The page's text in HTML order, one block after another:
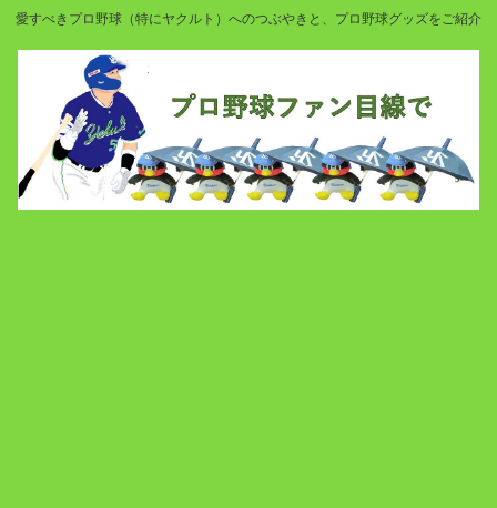
愛すべきプロ野球（特にヤクルト）へのつぶやきと、プロ野球グッズをご紹介